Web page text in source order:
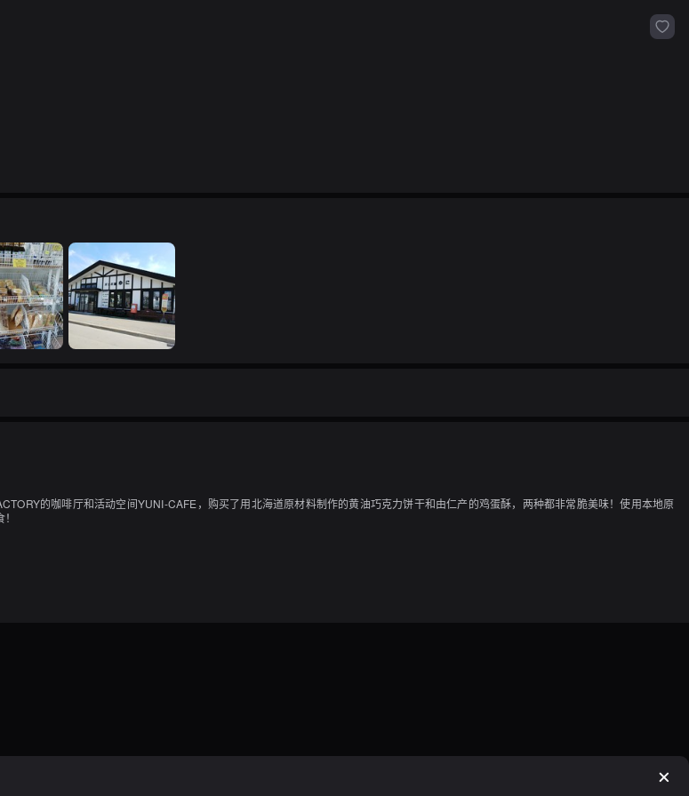
的咖啡厅和活动空间YUNI-CAFE，购买了用北海道原材料制作的黄油巧克力饼干和由仁产的鸡蛋酥，两种都非常脆美味！使用本地原